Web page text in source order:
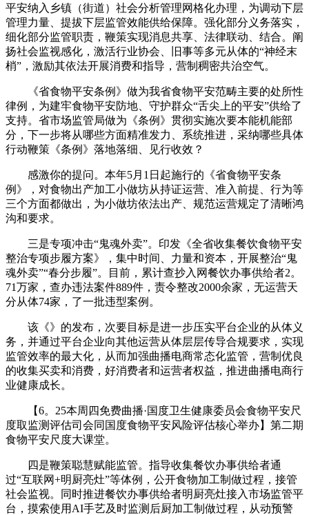
平安纳入乡镇（街道）社会分析管理网格化办理，为调动下层
管理力量、提拔下层监管效能供给保障。强化部分义务落实，
细化部分监管职责，鞭策实现消息共享、法律联动、结合。阐
扬社会监视感化，激活行业协会、旧事等多元从体的“神经末
梢”，激励其依法开展消费和指导，营制稠密共治空气。
《省食物平安条例》做为我省食物平安范畴主要的处所性
律例，为建牢食物平安防地、守护群众“舌尖上的平安”供给了
支持。省市场监管局做为《条例》贯彻实施次要本能机能部
分，下一步将从哪些方面精准发力、系统推进，采纳哪些具体
行动鞭策《条例》落地落细、见行收效？
感激你的提问。本年5月1日起施行的《省食物平安条
例》，对食物出产加工小做坊从持证运营、准入前提、行为等
三个方面都做出，为小做坊依法出产、规范运营规定了清晰鸿
沟和要求。
三是专项冲击“鬼魂外卖”。印发《全省收集餐饮食物平安
整治专项步履方案》，集中时间、力量和资本，开展整治“鬼
魂外卖”“春分步履”。目前，累计查抄入网餐饮办事供给者2。
71万家，查办违法案件889件，责令整改2000余家，无运营天
分从体74家，了一批违型案例。
该《》的发布，次要目标是进一步压实平台企业的从体义
务，并通过平台企业向其他运营从体层层传导合规要求，实现
监管效率的最大化，从而加强曲播电商常态化监管，营制优良
的收集买卖和消费，好消费者和运营者权益，推进曲播电商行
业健康成长。
【6。25本周四免费曲播·国度卫生健康委员会食物平安尺
度取监测评估司会同国度食物平安风险评估核心举办】第二期
食物平安尺度大课堂。
四是鞭策聪慧赋能监管。指导收集餐饮办事供给者通
过“互联网+明厨亮灶”等体例，公开食物加工制做过程，接管
社会监视。同时推进餐饮办事供给者明厨亮灶接入市场监管平
台，摸索使用AI手艺及时监测后厨加工制做过程，从动预警